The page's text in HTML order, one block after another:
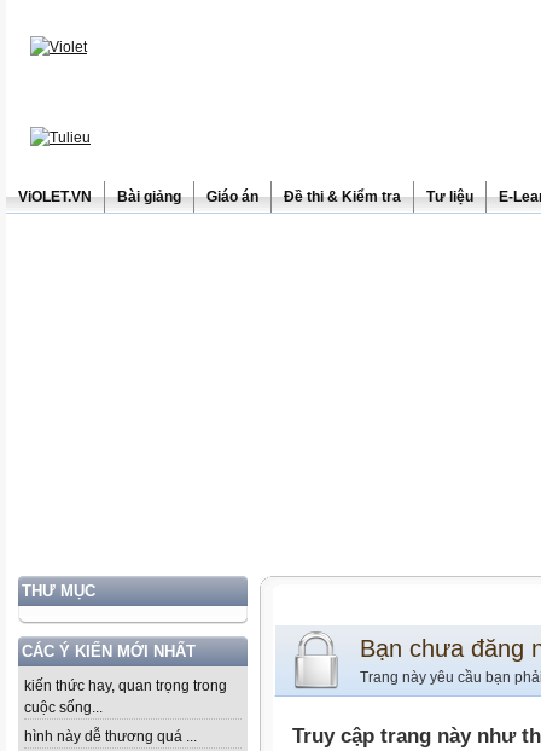
ViOLET.VN Bài giảng Giáo án Đề thi & Kiểm tra Tư liệu E-
THƯ MỤC
CÁC Ý KIẾN MỚI NHẤT
kiến thức hay, quan trọng trong
cuộc sống...
hình này dễ thương quá ...
Bạn chưa đăng
Trang này yêu cầu bạn
Truy cập trang này như